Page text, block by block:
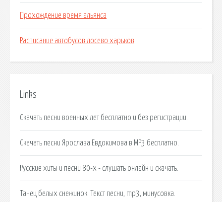
Прохождение время альянса
Расписание автобусов лосево харьков
Links
Скачать песни военных лет бесплатно и без регистрации.
Скачать песни Ярослава Евдокимова в MP3 бесплатно.
Русские хиты и песни 80-х - слушать онлайн и скачать.
Танец белых снежинок. Текст песни, mp3, минусовка.